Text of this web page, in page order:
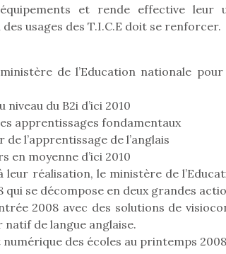
et rende effective leur
usages des T.I.C.E doit se renforcer.
de l’Education nationale
du B2i d’ici 2010
apprentissages fondamentaux
l’apprentissage de l’anglais
en moyenne d’ici 2010
réalisation, le ministère de
qui se décompose en deux grandes
2008 avec des solutions de
natif de langue anglaise.
numérique des écoles au printemps
les enfants, un
qui change des
classiques !
quelles
soient, sont des
pour les
Doudou, meilleur
objet à câliner,
Les jeux
constituent un
terrain
qui permet aux
d’explorer,
et s’approprier ce